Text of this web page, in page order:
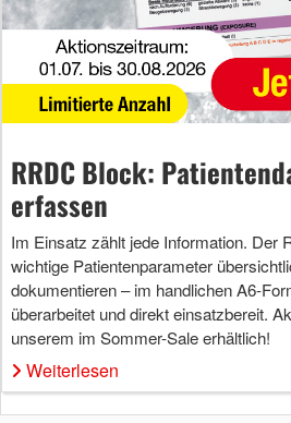
RRDC Block:
erfassen
Im Einsatz zählt jede Information. Der
wichtige Patientenparameter
dokumentieren – im handlichen A6-
überarbeitet und direkt einsatzbereit.
unserem im Sommer-Sale erhältlich!
Weiterlesen